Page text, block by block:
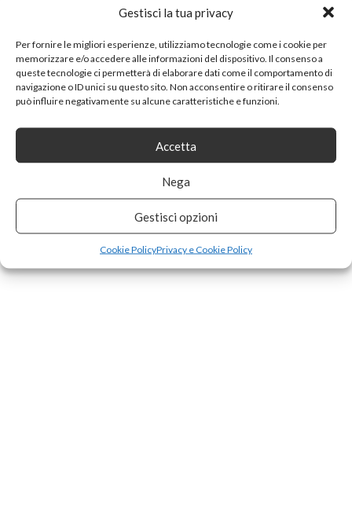
Gestisci la tua privacy
Per fornire le migliori esperienze, utilizziamo tecnologie come i cookie per
memorizzare e/o accedere alle informazioni del dispositivo. Il consenso a
queste tecnologie ci permetterà di elaborare dati come il comportamento di
navigazione o ID unici su questo sito. Non acconsentire o ritirare il consenso
può influire negativamente su alcune caratteristiche e funzioni.
Accetta
Nega
Gestisci opzioni
Cookie PolicyPrivacy e Cookie Policy